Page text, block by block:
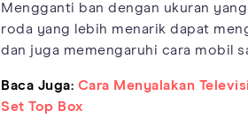
Mengganti ban dengan ukuran
roda yang lebih menarik dapat
dan juga memengaruhi cara mobil
Baca Juga: Cara Menyalakan
Set Top Box